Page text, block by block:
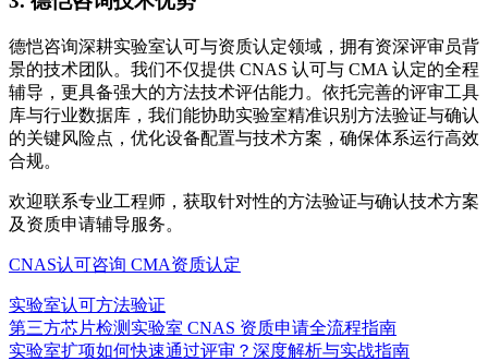
德恺咨询深耕实验室认可与资质认定领域，拥有资深评审员背
景的技术团队。我们不仅提供 CNAS 认可与 CMA 认定的全程
辅导，更具备强大的方法技术评估能力。依托完善的评审工具
库与行业数据库，我们能协助实验室精准识别方法验证与确认
的关键风险点，优化设备配置与技术方案，确保体系运行高效
合规。
欢迎联系专业工程师，获取针对性的方法验证与确认技术方案
及资质申请辅导服务。
CNAS认可咨询 CMA资质认定
实验室认可方法验证
第三方芯片检测实验室 CNAS 资质申请全流程指南
实验室扩项如何快速通过评审？深度解析与实战指南